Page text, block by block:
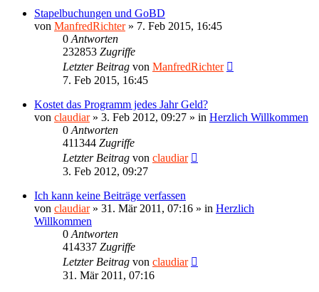
Stapelbuchungen und GoBD
von ManfredRichter» 7. Feb 2015, 16:45
0 Antworten
232853 Zugriffe
Letzter Beitrag von ManfredRichter
7. Feb 2015, 16:45
Kostet das Programm jedes Jahr Geld?
von claudiar» 3. Feb 2012, 09:27 » in Herzlich Willkommen
0 Antworten
411344 Zugriffe
Letzter Beitrag von claudiar
3. Feb 2012, 09:27
Ich kann keine Beiträge verfassen
von claudiar» 31. Mär 2011, 07:16 » in Herzlich
Willkommen
0 Antworten
414337 Zugriffe
Letzter Beitrag von claudiar
31. Mär 2011, 07:16